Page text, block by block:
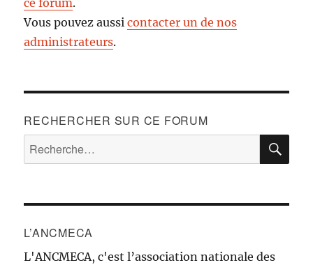
ce forum.
Vous pouvez aussicontacter un de nos
administrateurs.
RECHERCHER SUR CE FORUM
Recherche
pour :
L’ANCMECA
L'ANCMECA, c'est l’association nationale des